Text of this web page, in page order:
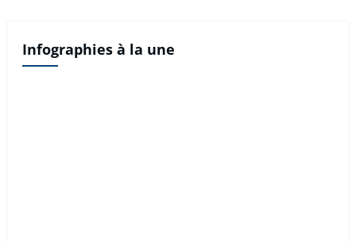
Infographies à la une